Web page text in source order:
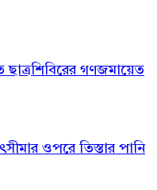
ছাত্রশিবিরের গণজমায়েত
ওপরে তিস্তার পানি